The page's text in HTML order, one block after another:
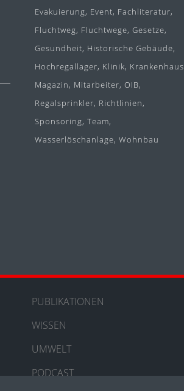
Evakuierung Event Fachliteratur
Fluchtweg Fluchtwege Gesetze
Gesundheit Historische Gebäude
Hochregallager Klinik Krankenhaus
Magazin
Mitarbeiter OIB
Regalsprinkler Richtlinien
Sponsoring Team
Wasserlöschanlage Wohnbau
PUBLIKATIONEN
WISSEN
UMWELT
PODCAST